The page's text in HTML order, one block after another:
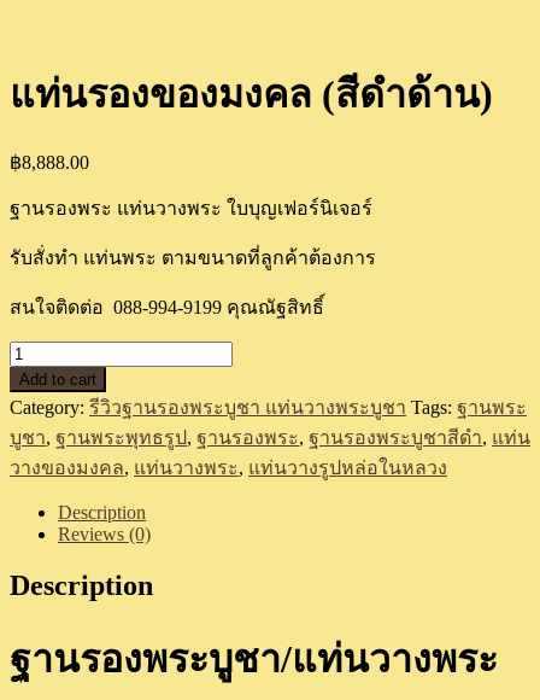
แท่นรองของมงคล (สีดำด้าน)
฿8,888.00
ฐานรองพระ แท่นวางพระ ใบบุญเฟอร์นิเจอร์
รับสั่งทำ แท่นพระ ตามขนาดที่ลูกค้าต้องการ
สนใจติดต่อ 088-994-9199 คุณณัฐสิทธิ์
แท่น
รอง
ของ
มงคล
(สี
ด้าน)
Add to cart
Category: รีวิวฐานรองพระบูชา แท่นวางพระบูชา Tags: ฐานพระ
บูชา, ฐานพระพุทธรูป, ฐานรองพระ, ฐานรองพระบูชาสีดำ, แท่น
วางของมงคล, แท่นวางพระ, แท่นวางรูปหล่อในหลวง
Description
Reviews (0)
Description
ฐานรองพระบูชา/แท่นวางพระ